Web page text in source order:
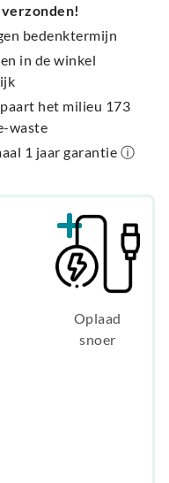
verzonden!
bedenktermijn
in de winkel
het milieu 173
waste
1 jaar garantie ⓘ
Oplaad
snoer